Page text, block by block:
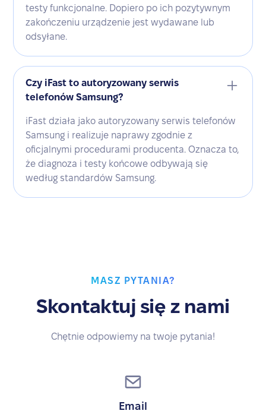
testy funkcjonalne. Dopiero po ich pozytywnym
zakończeniu urządzenie jest wydawane lub
odsyłane.
Czy iFast to autoryzowany serwis
telefonów Samsung?
iFast działa jako autoryzowany serwis telefonów
Samsung i realizuje naprawy zgodnie z
oficjalnymi procedurami producenta. Oznacza to,
że diagnoza i testy końcowe odbywają się
według standardów Samsung.
MASZ PYTANIA?
Skontaktuj się z nami
Chętnie odpowiemy na twoje pytania!
Email